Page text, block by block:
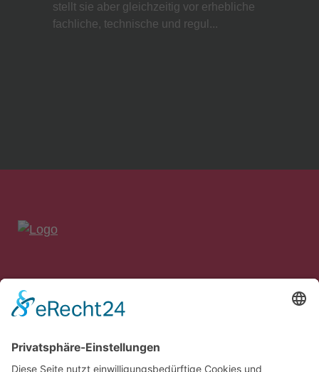
stellt sie aber gleichzeitig vor erhebliche
fachliche, technische und regul...
bankon Management Consulting GmbH & Co. KG
85609 Aschheim/München